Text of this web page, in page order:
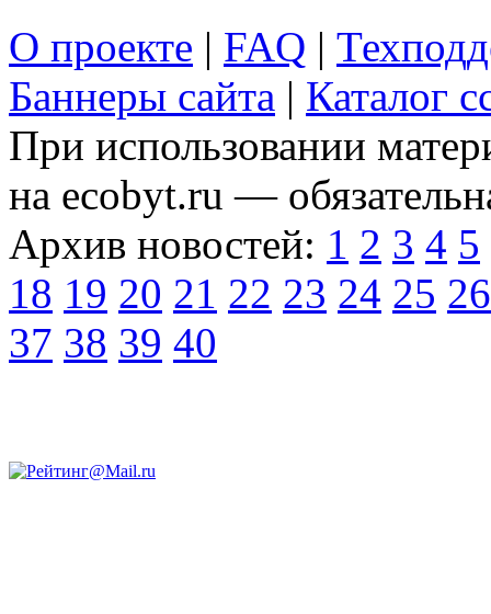
О проекте | FAQ |
Баннеры сайта | Каталог
При использовании
на ecobyt.ru —
Архив новостей: 1 2 3 4 5
18 19 20 21 22 23 24 25 26
37 38 39 40